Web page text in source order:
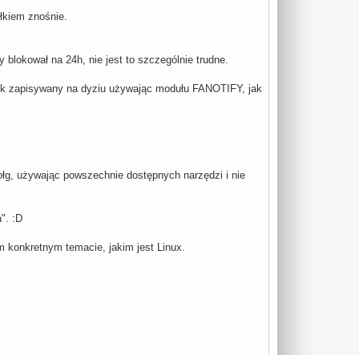
znośnie.
na 24h, nie jest to szczególnie trudne.
na dyziu używając modułu FANOTIFY, jak
używając powszechnie dostępnych narzędzi i nie
:D
temacie, jakim jest Linux.